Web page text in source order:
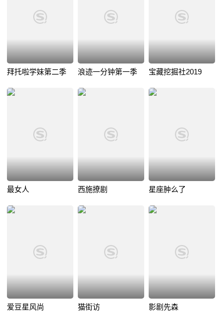
拜托啦学妹第二季 浪迹一分钟第一季 宝藏挖掘社2019
最女人 西施撩剧 星座肿么了
爱豆星风尚 猫街访 影剧先森